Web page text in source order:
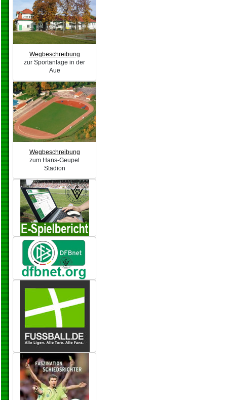
Wegbeschreibung
zur Sportanlage in der
Aue
Wegbeschreibung
zum Hans-Geupel
Stadion